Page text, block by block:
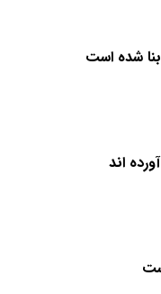
شده است
اند